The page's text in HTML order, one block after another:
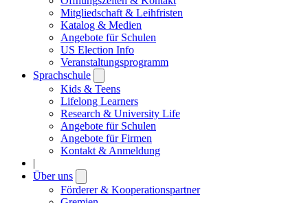
Mitgliedschaft & Leihfristen
Katalog & Medien
Angebote für Schulen
US Election Info
Veranstaltungsprogramm
Sprachschule
submenu
Kids & Teens
Lifelong Learners
Research & University Life
Angebote für Schulen
Angebote für Firmen
Kontakt & Anmeldung
|
Über uns
submenu
Förderer & Kooperationspartner